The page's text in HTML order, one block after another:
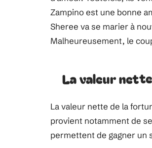
Zampino est une bonne
Sheree va se marier à
Malheureusement, le
La valeur
La valeur nette de la
provient notamment de
permettent de gagner un